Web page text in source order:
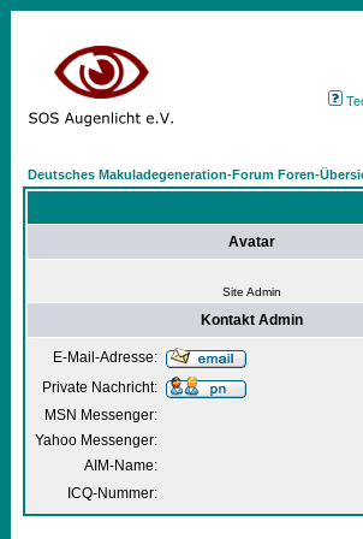
Deutsches Makuladegeneration-Forum Foren-
Avatar
Site Admin
Kontakt Admin
E-Mail-Adresse:
Private Nachricht:
MSN Messenger:
Yahoo Messenger:
AIM-Name:
ICQ-Nummer: